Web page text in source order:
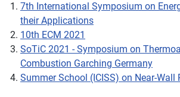
7th International Symposium on
their Applications
10th ECM 2021
SoTiC 2021 - Symposium on
Combustion Garching Germany
Summer School (ICISS) on Near-Wall